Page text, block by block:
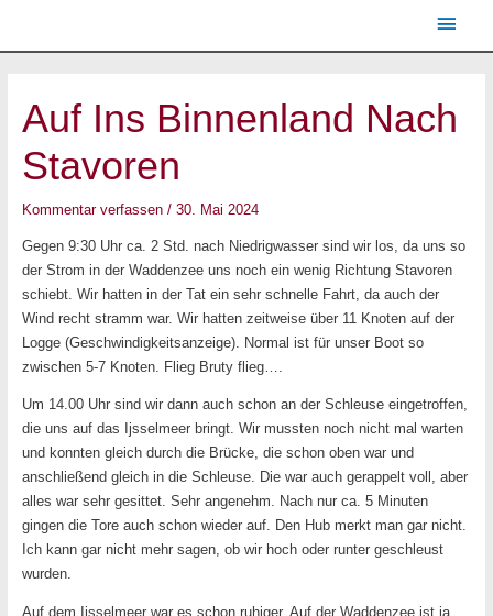
Auf Ins Binnenland Nach
Stavoren
Kommentar verfassen / 30. Mai 2024
Gegen 9:30 Uhr ca. 2 Std. nach Niedrigwasser sind wir los, da uns so
der Strom in der Waddenzee uns noch ein wenig Richtung Stavoren
schiebt. Wir hatten in der Tat ein sehr schnelle Fahrt, da auch der
Wind recht stramm war. Wir hatten zeitweise über 11 Knoten auf der
Logge (Geschwindigkeitsanzeige). Normal ist für unser Boot so
zwischen 5-7 Knoten. Flieg Bruty flieg….
Um 14.00 Uhr sind wir dann auch schon an der Schleuse eingetroffen,
die uns auf das Ijsselmeer bringt. Wir mussten noch nicht mal warten
und konnten gleich durch die Brücke, die schon oben war und
anschließend gleich in die Schleuse. Die war auch gerappelt voll, aber
alles war sehr gesittet. Sehr angenehm. Nach nur ca. 5 Minuten
gingen die Tore auch schon wieder auf. Den Hub merkt man gar nicht.
Ich kann gar nicht mehr sagen, ob wir hoch oder runter geschleust
wurden.
Auf dem Ijsselmeer war es schon ruhiger. Auf der Waddenzee ist ja